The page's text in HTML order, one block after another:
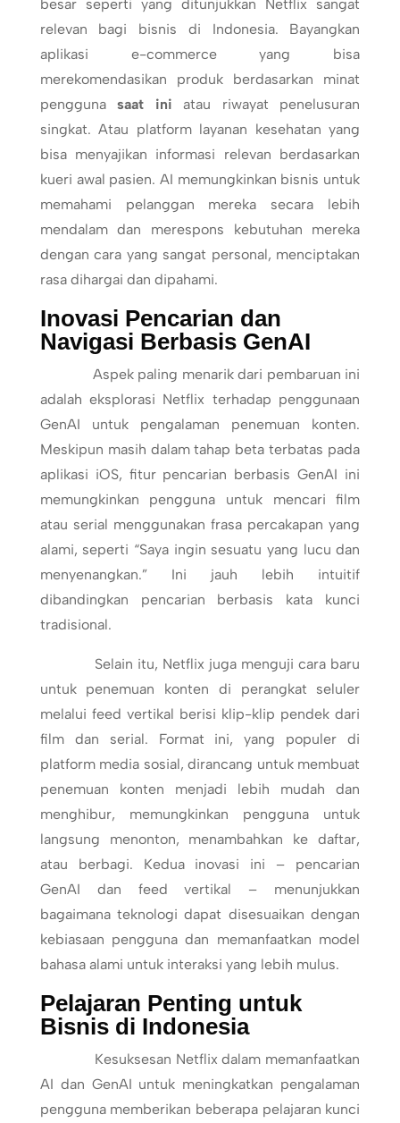
besar seperti yang ditunjukkan Netflix sangat
relevan bagi bisnis di Indonesia. Bayangkan
aplikasi e-commerce yang bisa
merekomendasikan produk berdasarkan minat
penggunasaat ini atau riwayat penelusuran
singkat. Atau platform layanan kesehatan yang
bisa menyajikan informasi relevan berdasarkan
kueri awal pasien. AI memungkinkan bisnis untuk
memahami pelanggan mereka secara lebih
mendalam dan merespons kebutuhan mereka
dengan cara yang sangat personal, menciptakan
rasa dihargai dan dipahami.
Inovasi Pencarian dan
Navigasi Berbasis GenAI
Aspek paling menarik dari pembaruan ini
adalah eksplorasi Netflix terhadap penggunaan
GenAI untuk pengalaman penemuan konten.
Meskipun masih dalam tahap beta terbatas pada
aplikasi iOS, fitur pencarian berbasis GenAI ini
memungkinkan pengguna untuk mencari film
atau serial menggunakan frasa percakapan yang
alami, seperti “Saya ingin sesuatu yang lucu dan
menyenangkan.” Ini jauh lebih intuitif
dibandingkan pencarian berbasis kata kunci
tradisional.
Selain itu, Netflix juga menguji cara baru
untuk penemuan konten di perangkat seluler
melalui feed vertikal berisi klip-klip pendek dari
film dan serial. Format ini, yang populer di
platform media sosial, dirancang untuk membuat
penemuan konten menjadi lebih mudah dan
menghibur, memungkinkan pengguna untuk
langsung menonton, menambahkan ke daftar,
atau berbagi. Kedua inovasi ini – pencarian
GenAI dan feed vertikal – menunjukkan
bagaimana teknologi dapat disesuaikan dengan
kebiasaan pengguna dan memanfaatkan model
bahasa alami untuk interaksi yang lebih mulus.
Pelajaran Penting untuk
Bisnis di Indonesia
Kesuksesan Netflix dalam memanfaatkan
AI dan GenAI untuk meningkatkan pengalaman
pengguna memberikan beberapa pelajaran kunci